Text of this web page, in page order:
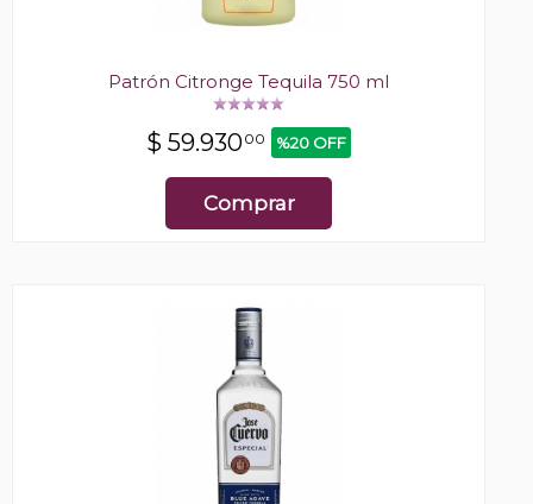
Patrón Citronge Tequila 750 ml
$ 59.93000 %20 OFF
Comprar